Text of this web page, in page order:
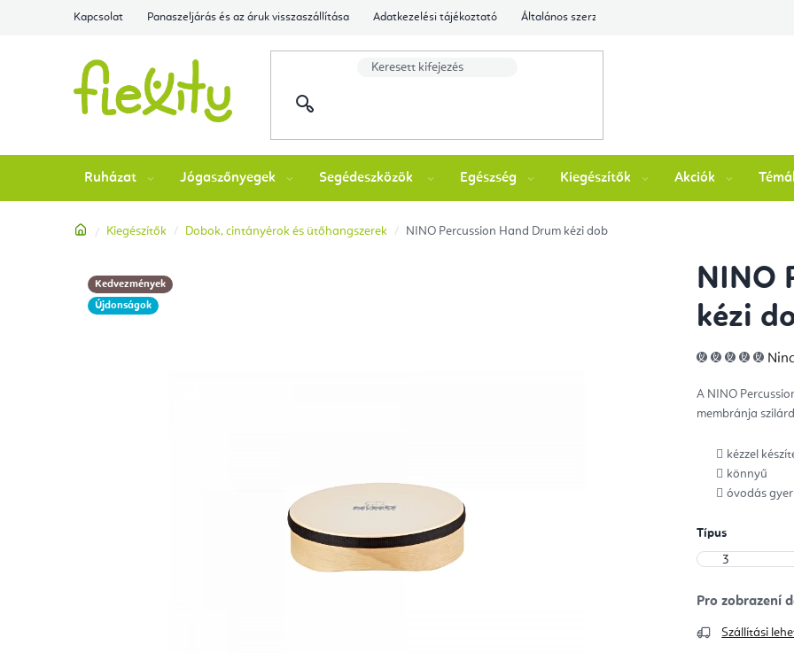
Kapcsolat Panaszeljárás és az áruk visszaszállítása Adatkezelési tájékoztató Általános szerződési feltételek Ellenőrizze a
Ruházat Jógaszőnyegek Segédeszközök Egészség Kiegészítők Akciók
Kezdőlap
Kiegészítők Dobok, cintányérok és ütőhangszerek NINO Percussion Hand Drum kézi dob
NINO
kézi
A
5-
ből
0,0
A NINO
membránja
kézzel
könnyű
óvodás
Típus
Szállítási
Kedvezmények
Újdonságok